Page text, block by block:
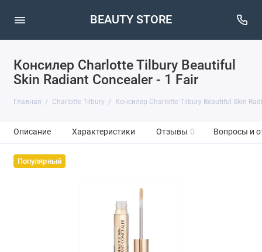
BEAUTY STORE
Консилер Charlotte Tilbury Beautiful
Skin Radiant Concealer - 1 Fair
Главная Charlotte Tilbury Консилер Charlotte Tilbury Beautiful Skin
Описание Характеристики Отзывы 0 Вопросы и
Популярный